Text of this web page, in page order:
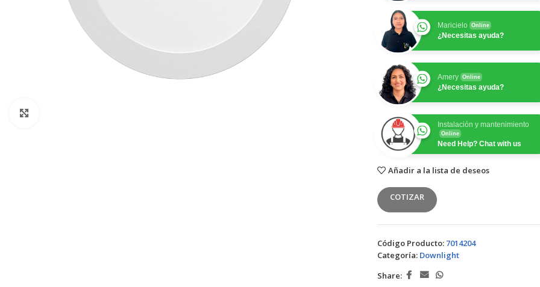
Maricielo Online
¿Necesitas ayuda?
Amery Online
¿Necesitas ayuda?
Instalación y mantenimiento
Online
Need Help? Chat with us
Añadir a la lista de deseos
COTIZAR
Código Producto: 7014204
Categoría: Downlight
Share: